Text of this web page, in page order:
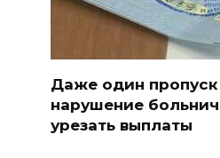
Даже один пропуск
нарушение
урезать выплаты